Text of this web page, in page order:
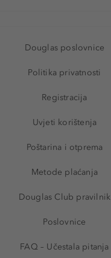
Douglas poslovnice
Politika privatnosti
Registracija
Uvjeti korištenja
Poštarina i otprema
Metode plaćanja
Douglas Club pravilnik
Poslovnice
FAQ – Učestala pitanja